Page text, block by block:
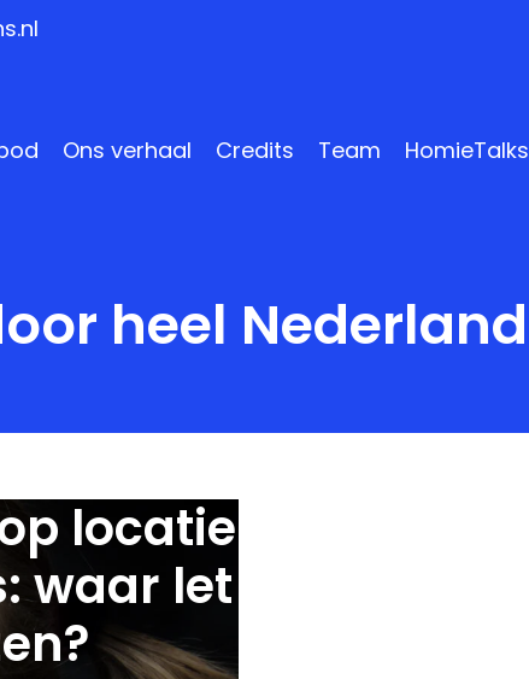
Ons verhaal Credits Team HomieTalks
heel Nederland
locatie
waar let